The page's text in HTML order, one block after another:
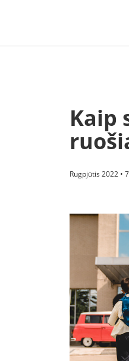
Kaip
Rugpjūtis 2022 •